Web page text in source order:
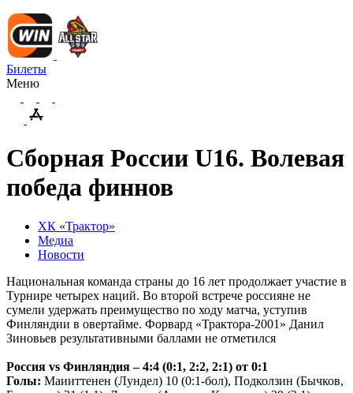
Билеты
Меню
Сборная России U16. Волевая
победа финнов
ХК «Трактор»
Медиа
Новости
Национальная команда страны до 16 лет продолжает участие в
Турнире четырех наций. Во второй встрече россияне не
сумели удержать преимущество по ходу матча, уступив
Финляндии в овертайме. Форвард «Трактора-2001» Данил
Зиновьев результативными баллами не отметился
Россия vs Финляндия – 4:4 (0:1, 2:2, 2:1) от 0:1
Голы: Маииттенен (Лундел) 10 (0:1-бол), Подколзин (Бычков,